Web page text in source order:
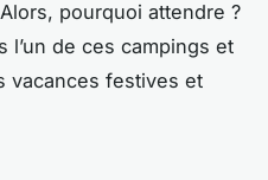
pourquoi attendre ?
l’un de ces campings et
vacances festives et